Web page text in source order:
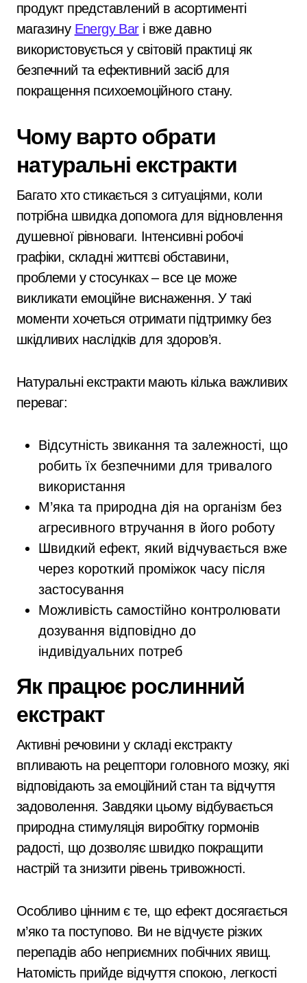
продукт представлений в асортименті
магазину Energy Barі вже давно
використовується у світовій практиці як
безпечний та ефективний засіб для
покращення психоемоційного стану.
Чому варто обрати
натуральні екстракти
Багато хто стикається з ситуаціями, коли
потрібна швидка допомога для відновлення
душевної рівноваги. Інтенсивні робочі
графіки, складні життєві обставини,
проблеми у стосунках – все це може
викликати емоційне виснаження. У такі
моменти хочеться отримати підтримку без
шкідливих наслідків для здоров’я.
Натуральні екстракти мають кілька важливих
переваг:
Відсутність звикання та залежності, що
робить їх безпечними для тривалого
використання
М’яка та природна дія на організм без
агресивного втручання в його роботу
Швидкий ефект, який відчувається вже
через короткий проміжок часу після
застосування
Можливість самостійно контролювати
дозування відповідно до
індивідуальних потреб
Як працює рослинний
екстракт
Активні речовини у складі екстракту
впливають на рецептори головного мозку, які
відповідають за емоційний стан та відчуття
задоволення. Завдяки цьому відбувається
природна стимуляція виробітку гормонів
радості, що дозволяє швидко покращити
настрій та знизити рівень тривожності.
Особливо цінним є те, що ефект досягається
м’яко та поступово. Ви не відчуєте різких
перепадів або неприємних побічних явищ.
Натомість прийде відчуття спокою, легкості